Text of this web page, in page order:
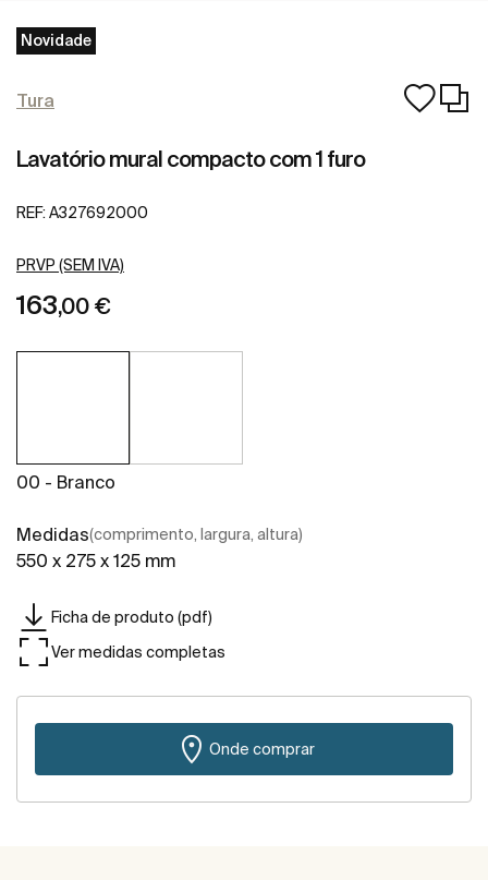
Novidade
Tura
Lavatório mural compacto com 1 furo
REF: A327692000
PRVP (SEM IVA)
163,00 €
00 - Branco
Medidas(comprimento, largura, altura)
550 x 275 x 125 mm
Ficha de produto (pdf)
Ver medidas completas
Onde comprar